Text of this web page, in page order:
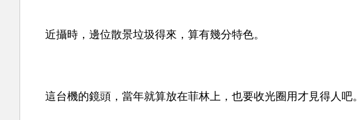
近攝時，邊位散景垃圾得來，算有幾分特色。
這台機的鏡頭，當年就算放在菲林上，也要收光圈用才見得人吧。